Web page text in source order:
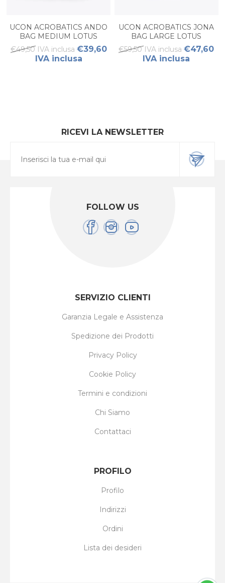
UCON ACROBATICS ANDO
BAG MEDIUM LOTUS
REDWOOD
€49,50 IVA inclusa €39,60
IVA inclusa
UCON ACROBATICS JONA
BAG LARGE LOTUS
HIBISCUS
€59,50 IVA inclusa €47,60
IVA inclusa
RICEVI LA NEWSLETTER
FOLLOW US
SERVIZIO CLIENTI
Garanzia Legale e Assistenza
Spedizione dei Prodotti
Privacy Policy
Cookie Policy
Termini e condizioni
Chi Siamo
Contattaci
PROFILO
Profilo
Indirizzi
Ordini
Lista dei desideri